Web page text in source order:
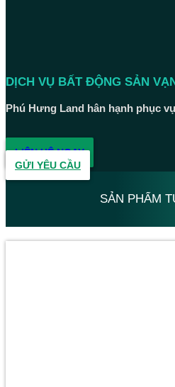
DỊCH VỤ BẤT ĐỘNG SẢN
Phú Hưng Land hân hạnh phục
LIÊN HỆ NGAY
GỬI YÊU CẦU
SẢN PHẨM